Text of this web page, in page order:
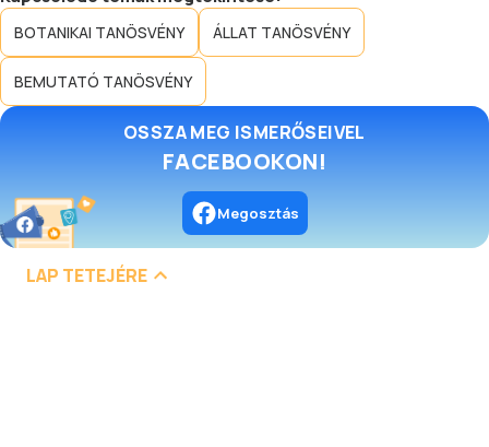
BOTANIKAI TANÖSVÉNY ÁLLAT TANÖSVÉNY
BEMUTATÓ TANÖSVÉNY
OSSZA MEG ISMERŐSEIVEL
FACEBOOKON!
Megosztás
LAP TETEJÉRE